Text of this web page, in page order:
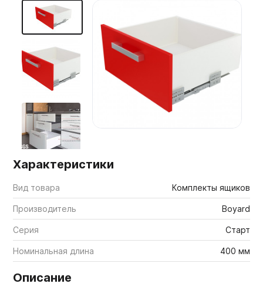
Мебельные образцы, каталоги
Характеристики
Вид товара Комплекты ящиков
Производитель Boyard
Серия Старт
Номинальная длина 400 мм
Описание